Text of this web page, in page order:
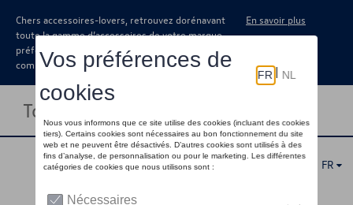
Chers accessoires-lovers, retrouvez dorénavant
toute la gamme d’accessoires de votre marque
préférée sous forme de catalogue à
commander auprès de votre concessionaire.
En savoir plus
Toggle navigation
FR